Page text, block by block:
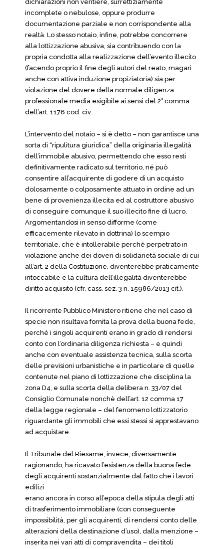
dichiarazioni non veritiere, surrettiziamente
incomplete o nebulose, oppure produrre
documentazione parziale e non corrispondente alla
realtà. Lo stesso notaio, infine, potrebbe concorrere
alla lottizzazione abusiva, sia contribuendo con la
propria condotta alla realizzazione dell’evento illecito
(facendo proprio il fine degli autori del reato, magari
anche con attiva induzione propiziatoria) sia per
violazione del dovere della normale diligenza
professionale media esigibile ai sensi del 2° comma
dell’art. 1176 cod. civ..
L’intervento del notaio – si è detto – non garantisce una
sorta di “ripulitura giuridica” della originaria illegalità
dell’immobile abusivo, permettendo che esso resti
definitivamente radicato sul territorio, né può
consentire all’acquirente di godere di un acquisto
dolosamente o colposamente attuato in ordine ad un
bene di provenienza illecita ed al costruttore abusivo
di conseguire comunque il suo illecito fine di lucro.
Argomentandosi in senso difforme (come
efficacemente rilevato in dottrina) lo scempio
territoriale, che è intollerabile perché perpetrato in
violazione anche dei doveri di solidarietà sociale di cui
all’art. 2 della Costituzione, diventerebbe praticamente
intoccabile e la cultura dell’illegalità diventerebbe
diritto acquisito (cfr. cass. sez. 3 n. 15986/2013 cit.).
Il ricorrente Pubblico Ministero ritiene che nel caso di
specie non risultava fornita la prova della buona fede,
perché i singoli acquirenti erano in grado di rendersi
conto con l’ordinaria diligenza richiesta – e quindi
anche con eventuale assistenza tecnica, sulla scorta
delle previsioni urbanistiche e in particolare di quelle
contenute nel piano di lottizzazione che disciplina la
zona D4, e sulla scorta della delibera n. 33/07 del
Consiglio Comunale nonchè dell’art. 12 comma 17
della legge regionale – del fenomeno lottizzatorio
riguardante gli immobili che essi stessi si apprestavano
ad acquistare.
Il Tribunale del Riesame, invece, diversamente
ragionando, ha ricavato l’esistenza della buona fede
degli acquirenti sostanzialmente dal fatto che i lavori
edilizi
erano ancora in corso all’epoca della stipula degli atti
di trasferimento immobiliare (con conseguente
impossibilità, per gli acquirenti, di rendersi conto delle
alterazioni della destinazione d’uso), dalla menzione –
inserita nei vari atti di compravendita – dei titoli